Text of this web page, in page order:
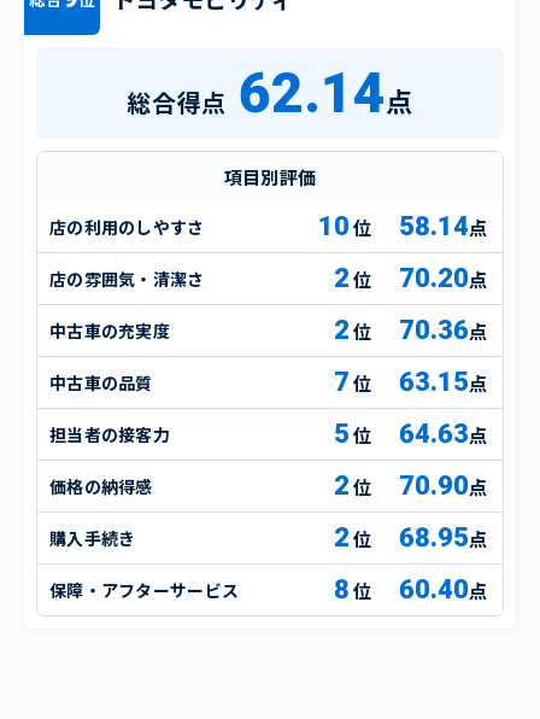
総合得点 62.14点
項目別評価
店の利用のしやすさ 10 58.14点
店の雰囲気・清潔さ 2 70.20点
中古車の充実度 2 70.36点
中古車の品質 7 63.15点
担当者の接客力 5 64.63点
価格の納得感 2 70.90点
購入手続き 2 68.95点
保障・アフターサービス 8 60.40点